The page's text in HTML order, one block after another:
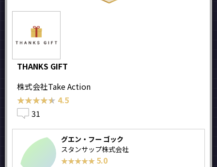
THANKS GIFT
株式会社Take Action
★★★★★
★★★★★ 4.5
31
グエン・フー ゴック
スタンサップ株式会社
★★★★★
★★★★★ 5.0